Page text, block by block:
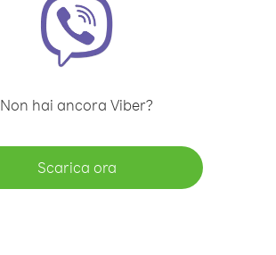
Non hai ancora Viber?
Scarica ora